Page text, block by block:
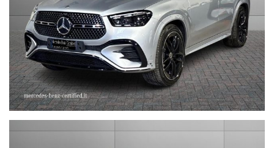
- UN RECAPITO TELEFONICO
- IN CASO DI AUTO DA DARE IN PERMUTA (MODELLO, ANNO DI
IMMATRICOLAZIONE, KM)
STEFAUTO S.P.A.BOLOGNA
VIA BENTINI, 111